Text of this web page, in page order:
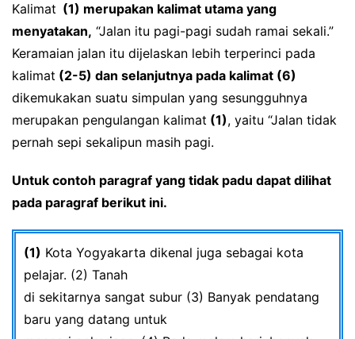
Kalimat (1) merupakan kalimat utama yang
menyatakan, “Jalan itu pagi-pagi sudah ramai sekali.”
Keramaian jalan itu dijelaskan lebih terperinci pada
kalimat (2-5) dan selanjutnya pada kalimat (6)
dikemukakan suatu simpulan yang sesungguhnya
merupakan pengulangan kalimat (1), yaitu “Jalan tidak
pernah sepi sekalipun masih pagi.
Untuk contoh paragraf yang tidak padu dapat dilihat
pada paragraf berikut ini.
(1) Kota Yogyakarta dikenal juga sebagai kota
pelajar. (2) Tanah
di sekitarnya sangat subur (3) Banyak pendatang
baru yang datang untuk